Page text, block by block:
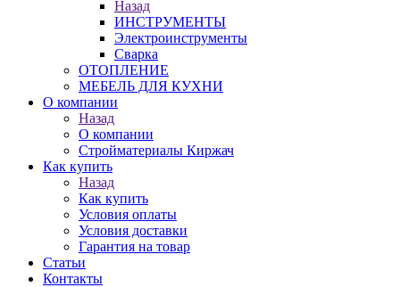
Назад
ИНСТРУМЕНТЫ
Электроинструменты
Сварка
ОТОПЛЕНИЕ
МЕБЕЛЬ ДЛЯ КУХНИ
О компании
Назад
О компании
Стройматериалы Киржач
Как купить
Назад
Как купить
Условия оплаты
Условия доставки
Гарантия на товар
Статьи
Контакты